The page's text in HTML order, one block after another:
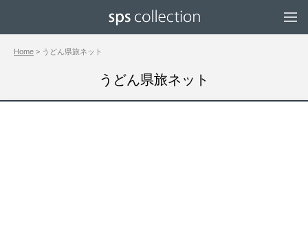
Home > うどん県旅ネット
うどん県旅ネット